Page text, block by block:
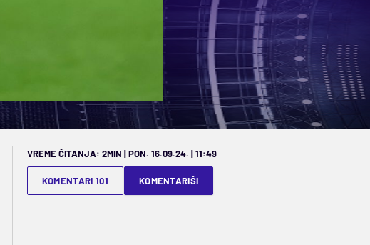
VREME ČITANJA: 2MIN | PON. 16.09.24. | 11:49
KOMENTARI 101 KOMENTARIŠI